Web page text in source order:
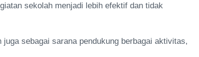
sekolah menjadi lebih efektif dan tidak
sebagai sarana pendukung berbagai aktivitas,